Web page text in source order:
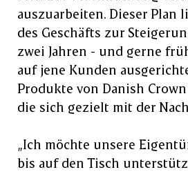
auszuarbeiten. Dieser
des Geschäfts zur
zwei Jahren - und gerne
auf jene Kunden
Produkte von Danish
die sich gezielt mit der
„Ich möchte unsere
bis auf den Tisch